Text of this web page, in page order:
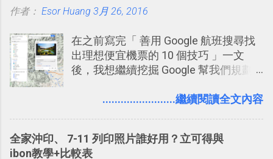
點： 1. 「 很有趣 」： Slack 裡擁有跟
聊天打屁、傳送有趣影音圖文的功能。
2. 「 有效率 」：但是 Slack 的頻道、群
組機制讓茶水間的聊天，不會干擾工作
事可以從聊天中記錄重點。 3. 「 有彈性
的軟體則讓同事可以在任何地方和公司
作者： Esor Huang 3月 26, 2016
在之前寫完「 善用 Google 航班搜尋找
出理想便宜機票的 10 個技巧 」一文
後，我想繼續挖掘 Google 幫我們規劃
入的來聊聊 Google 的「我的地圖」服
線，對商務需求來說可以打造出一張一
........................繼續閱讀全文內容
全家沖印、 7-11 列印照片誰好用？立可得與
ibon教學+比較表